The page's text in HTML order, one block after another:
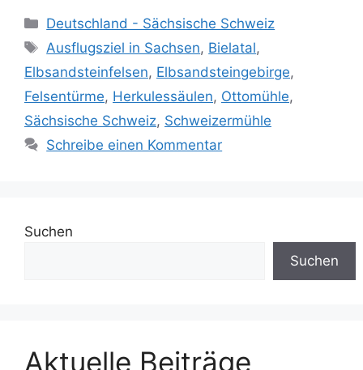
Kategorien
Deutschland - Sächsische Schweiz
Schlagwörter
Ausflugsziel in Sachsen, Bielatal,
Elbsandsteinfelsen, Elbsandsteingebirge,
Felsentürme, Herkulessäulen, Ottomühle,
Sächsische Schweiz, Schweizermühle
Schreibe einen Kommentar
Suchen
Suchen
Aktuelle Beiträge